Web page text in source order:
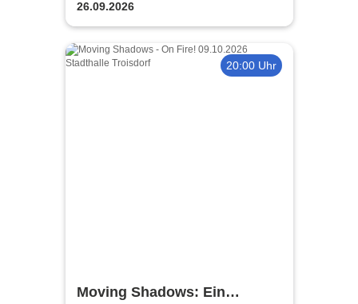
26.09.2026
20:00 Uhr
Moving Shadows: Ein